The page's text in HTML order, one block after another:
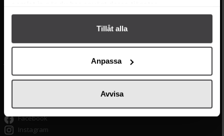
Tillåt alla
Anpassa
Avvisa
Betalning
Cookieinställningar
Tillgänglighet
Olivolja
Kaffe & Te
Pistagekräm
Press /
Om oss
Facebook
Instagram